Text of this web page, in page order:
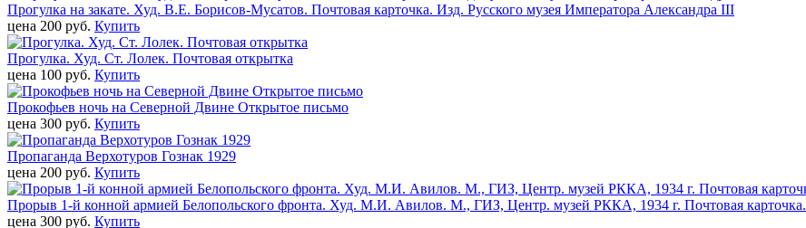
Прогулка на закате. Худ. В.Е. Борисов-Мусатов. Почтовая карточка. Изд. Русского музея Императора Александра III
цена 200 pуб. Купить
Прогулка. Худ. Ст. Лолек. Почтовая открытка
цена 100 pуб. Купить
Прокофьев ночь на Северной Двине Открытое письмо
цена 300 pуб. Купить
Пропаганда Верхотуров Гознак 1929
цена 200 pуб. Купить
Прорыв 1-й конной армией Белопольского фронта. Худ. М.И. Авилов. М., ГИЗ, Центр. музей РККА, 1934 г. Почтовая карточка.
цена 300 pуб. Купить